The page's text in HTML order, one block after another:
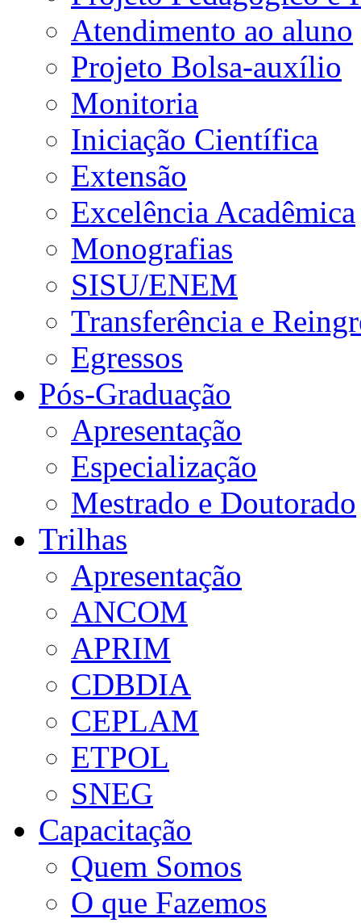
Atendimento ao aluno
Projeto Bolsa-auxílio
Monitoria
Iniciação Científica
Extensão
Excelência Acadêmica
Monografias
SISU/ENEM
Transferência e
Egressos
Pós-Graduação
Apresentação
Especialização
Mestrado e Doutorado
Trilhas
Apresentação
ANCOM
APRIM
CDBDIA
CEPLAM
ETPOL
SNEG
Capacitação
Quem Somos
O que Fazemos